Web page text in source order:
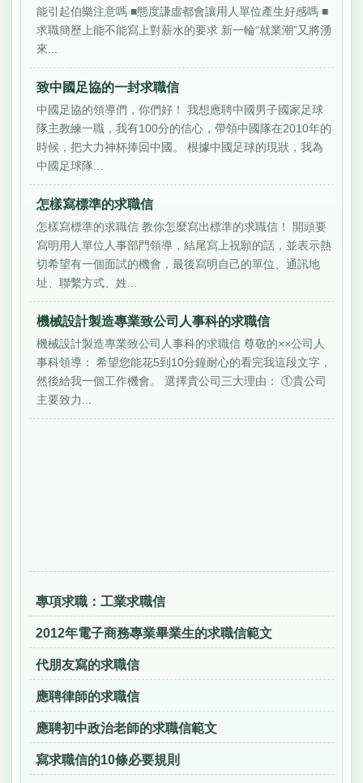
能引起伯樂注意嗎 ■態度謙虛都會讓用人單位產生好感嗎 ■
求職簡歷上能不能寫上對薪水的要求 新一輪“就業潮”又將湧
來...
致中國足協的一封求職信
中國足協的領導們，你們好！ 我想應聘中國男子國家足球
隊主教練一職，我有100分的信心，帶領中國隊在2010年的
時候，把大力神杯捧回中國。 根據中國足球的現狀，我為
中國足球隊...
怎樣寫標準的求職信
怎樣寫標準的求職信 教你怎麼寫出標準的求職信！ 開頭要
寫明用人單位人事部門領導，結尾寫上祝願的話，並表示熱
切希望有一個面試的機會，最後寫明自己的單位、通訊地
址、聯繫方式、姓...
機械設計製造專業致公司人事科的求職信
機械設計製造專業致公司人事科的求職信 尊敬的××公司人
事科領導： 希望您能花5到10分鐘耐心的看完我這段文字，
然後給我一個工作機會。 選擇貴公司三大理由： ①貴公司
主要致力...
專項求職：工業求職信
2012年電子商務專業畢業生的求職信範文
代朋友寫的求職信
應聘律師的求職信
應聘初中政治老師的求職信範文
寫求職信的10條必要規則